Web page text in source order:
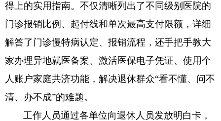
得上的实用指南。不仅清晰列出了不同级别医院的
门诊报销比例、起付线和单次最高支付限额，详细
解答了门诊慢特病认定、报销流程，还手把手教大
家办理异地就医备案、激活医保电子凭证、使用个
人账户家庭共济功能，解决退休群众“看不懂、问不
清、办不成”的难题。
工作人员通过各单位向退休人员发放明白卡，